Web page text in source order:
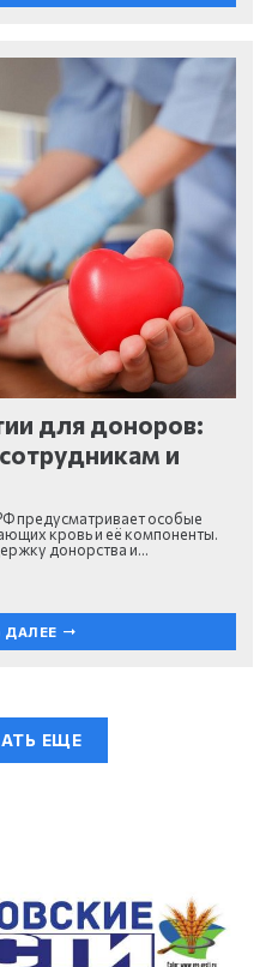
для доноров:
и
предусматривает особые
кровь и её компоненты.
донорства и…
ДАЛЕЕ
ЕЩЕ